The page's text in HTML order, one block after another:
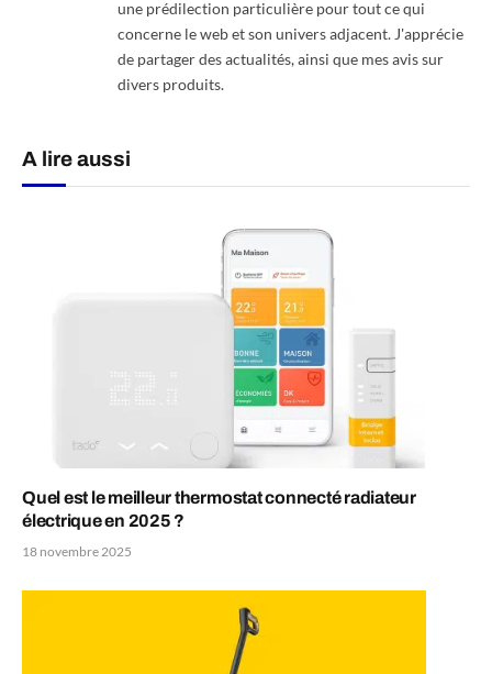
une prédilection particulière pour tout ce qui
concerne le web et son univers adjacent. J'apprécie
de partager des actualités, ainsi que mes avis sur
divers produits.
A lire aussi
Quel est le meilleur thermostat connecté radiateur
électrique en 2025 ?
18 novembre 2025